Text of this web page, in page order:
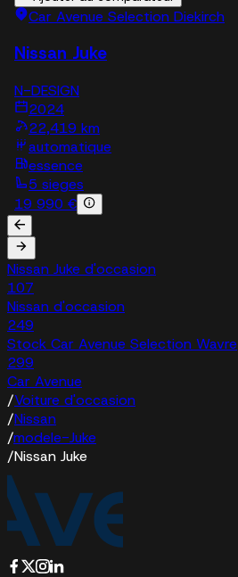
Car Avenue Selection Diekirch
Nissan Juke
N-DESIGN
2024
22,419 km
automatique
essence
5 sieges
19 990 €
Nissan Juke d'occasion
107
Nissan d'occasion
249
Stock Car Avenue Selection Wavre
299
Car Avenue
/Voiture d'occasion
/Nissan
/modele-Juke
/Nissan Juke